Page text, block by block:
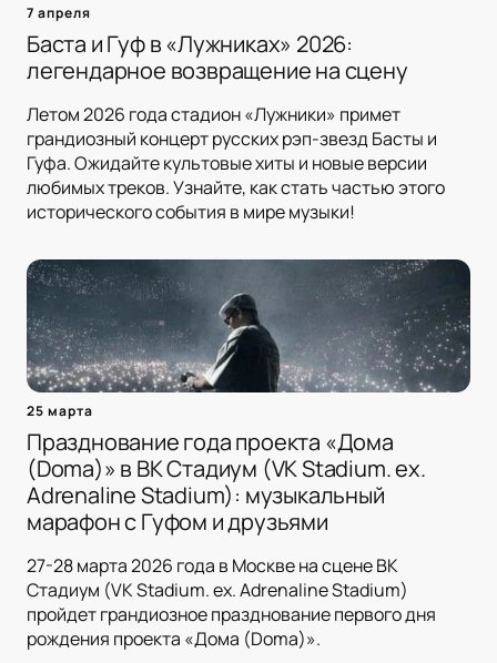
7 апреля
Баста и Гуф в «Лужниках» 2026:
легендарное возвращение на сцену
Летом 2026 года стадион «Лужники» примет
грандиозный концерт русских рэп-звезд Басты и
Гуфа. Ожидайте культовые хиты и новые версии
любимых треков. Узнайте, как стать частью этого
исторического события в мире музыки!
25 марта
Празднование года проекта «Дома
(Doma)» в ВК Стадиум (VK Stadium. ex.
Adrenaline Stadium): музыкальный
марафон с Гуфом и друзьями
27-28 марта 2026 года в Москве на сцене ВК
Стадиум (VK Stadium. ex. Adrenaline Stadium)
пройдет грандиозное празднование первого дня
рождения проекта «Дома (Doma)».